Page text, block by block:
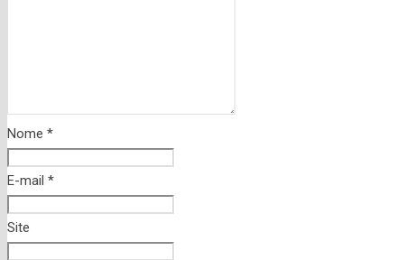
Nome *
E-mail *
Site